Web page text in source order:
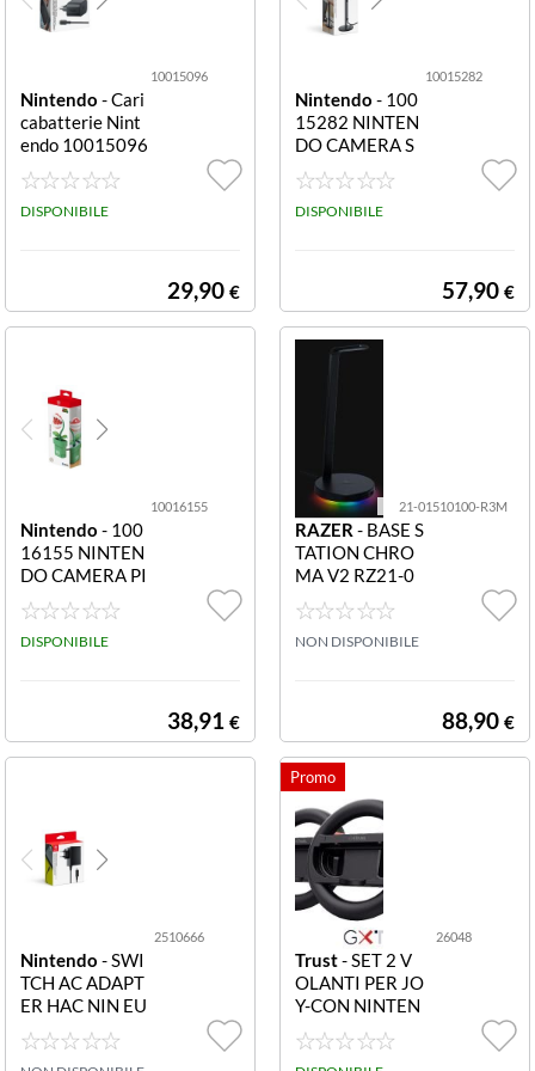
10015096
Nintendo - Cari
cabatterie Nint
endo 10015096
SWITCH 2 USB
C Black USB C
DISPONIBILE
29,90 €
10015282
Nintendo - 100
15282 NINTEN
DO CAMERA S
WITCH 2Camer
a per Switch 2
DISPONIBILE
57,90 €
10016155
Nintendo - 100
16155 NINTEN
DO CAMERA PI
RANHA PLANT
SWITCH 2Came
ra Pianta Carniv
DISPONIBILE
38,91 €
21-01510100-R3M
RAZER - BASE S
TATION CHRO
MA V2 RZ21-0
1510100-R3M
1 BASE STATIO
N V2 CHROMA
NON DISPONIBILE
88,90 €
2510666
Nintendo - SWI
TCH AC ADAPT
ER HAC NIN EU
R 2510666 HA
C NIN SWITCH
26048
Trust- SET 2 V
OLANTI PER JO
Y-CON NINTEN
DO SWITCH - G
XT NERO GXT1